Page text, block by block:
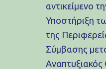
αντικείμενο
Υποστήριξη
της
Σύμβασης
Αναπτυξιακός